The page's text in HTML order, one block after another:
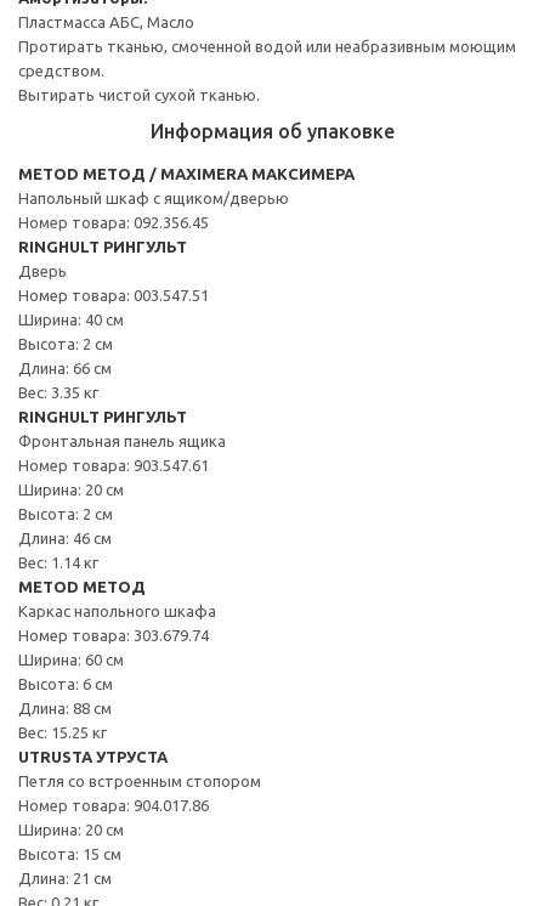
Пластмасса АБС, Масло
Протирать тканью, смоченной водой или неабразивным моющим
средством.
Вытирать чистой сухой тканью.
Информация об упаковке
METOD МЕТОД / MAXIMERA МАКСИМЕРА
Напольный шкаф с ящиком/дверью
Номер товара: 092.356.45
RINGHULT РИНГУЛЬТ
Дверь
Номер товара: 003.547.51
Ширина: 40 см
Высота: 2 см
Длина: 66 см
Вес: 3.35 кг
RINGHULT РИНГУЛЬТ
Фронтальная панель ящика
Номер товара: 903.547.61
Ширина: 20 см
Высота: 2 см
Длина: 46 см
Вес: 1.14 кг
METOD МЕТОД
Каркас напольного шкафа
Номер товара: 303.679.74
Ширина: 60 см
Высота: 6 см
Длина: 88 см
Вес: 15.25 кг
UTRUSTA УТРУСТА
Петля со встроенным стопором
Номер товара: 904.017.86
Ширина: 20 см
Высота: 15 см
Длина: 21 см
Вес: 0.21 кг